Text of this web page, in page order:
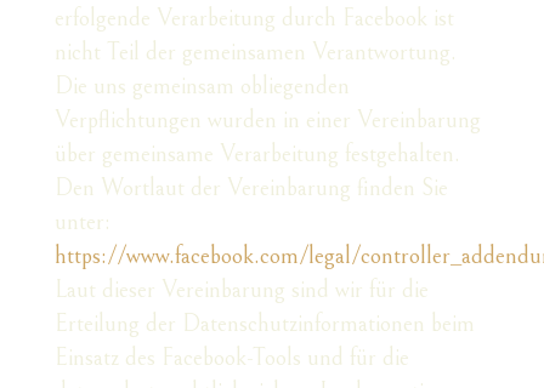
erfolgende Verarbeitung durch Facebook ist
nicht Teil der gemeinsamen Verantwortung.
Die uns gemeinsam obliegenden
Verpflichtungen wurden in einer Vereinbarung
über gemeinsame Verarbeitung festgehalten.
Den Wortlaut der Vereinbarung finden Sie
unter:
https://www.facebook.com/legal/
Laut dieser Vereinbarung sind wir für die
Erteilung der Datenschutzinformationen beim
Einsatz des Facebook-Tools und für die